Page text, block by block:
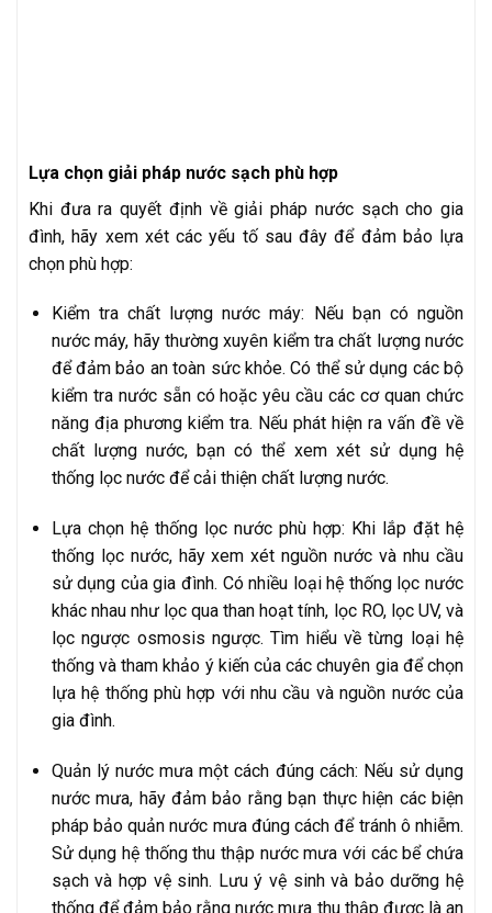
Lựa chọn giải pháp nước sạch phù hợp
Khi đưa ra quyết định về giải pháp nước sạch cho gia
đình, hãy xem xét các yếu tố sau đây để đảm bảo lựa
chọn phù hợp:
Kiểm tra chất lượng nước máy: Nếu bạn có nguồn
nước máy, hãy thường xuyên kiểm tra chất lượng nước
để đảm bảo an toàn sức khỏe. Có thể sử dụng các bộ
kiểm tra nước sẵn có hoặc yêu cầu các cơ quan chức
năng địa phương kiểm tra. Nếu phát hiện ra vấn đề về
chất lượng nước, bạn có thể xem xét sử dụng hệ
thống lọc nước để cải thiện chất lượng nước.
Lựa chọn hệ thống lọc nước phù hợp: Khi lắp đặt hệ
thống lọc nước, hãy xem xét nguồn nước và nhu cầu
sử dụng của gia đình. Có nhiều loại hệ thống lọc nước
khác nhau như lọc qua than hoạt tính, lọc RO, lọc UV, và
lọc ngược osmosis ngược. Tìm hiểu về từng loại hệ
thống và tham khảo ý kiến của các chuyên gia để chọn
lựa hệ thống phù hợp với nhu cầu và nguồn nước của
gia đình.
Quản lý nước mưa một cách đúng cách: Nếu sử dụng
nước mưa, hãy đảm bảo rằng bạn thực hiện các biện
pháp bảo quản nước mưa đúng cách để tránh ô nhiễm.
Sử dụng hệ thống thu thập nước mưa với các bể chứa
sạch và hợp vệ sinh. Lưu ý vệ sinh và bảo dưỡng hệ
thống để đảm bảo rằng nước mưa thu thập được là an